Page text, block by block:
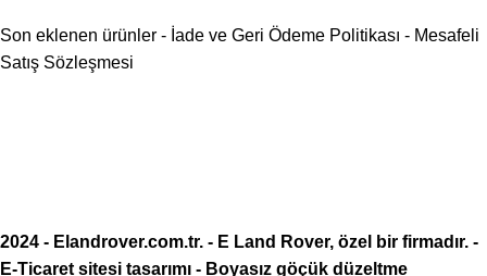
Son eklenen ürünler - İade ve Geri Ödeme Politikası - Mesafeli
Satış Sözleşmesi
2024 - Elandrover.com.tr. - E Land Rover, özel bir firmadır. -
E-Ticaret sitesi tasarımı - Boyasız göçük düzeltme